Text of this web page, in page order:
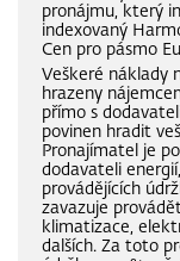
pronájmu, který
indexovaný
Cen pro pásmo
Veškeré náklady
hrazeny
přímo s
povinen hradit
Pronajímatel je
dodavateli
provádějících
zavazuje
klimatizace,
dalších. Za toto